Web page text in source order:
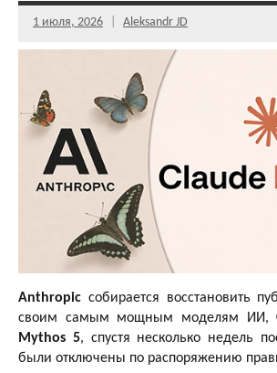
1 июля, 2026 Aleksandr JD
Anthropic собирается восстановить
своим самым мощным моделям ИИ,
Mythos 5, спустя несколько недель
были отключены по распоряжению